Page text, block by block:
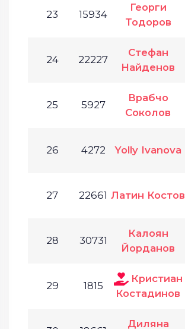
23 15934
Георги
Тодоров
24 22227
Стефан
Найденов
25 5927
Врабчо
Соколов
26 4272 Yolly Ivanova
27 22661 Латин Костов
28 30731
Калоян
Йорданов
29 1815
Кристиан
Костадинов
Диляна